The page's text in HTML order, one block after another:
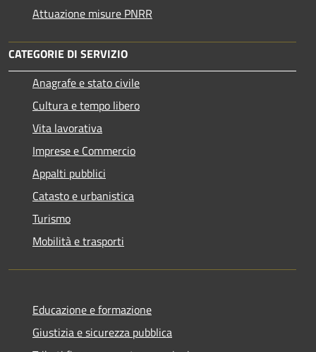
Attuazione misure PNRR
CATEGORIE DI SERVIZIO
Anagrafe e stato civile
Cultura e tempo libero
Vita lavorativa
Imprese e Commercio
Appalti pubblici
Catasto e urbanistica
Turismo
Mobilità e trasporti
Educazione e formazione
Giustizia e sicurezza pubblica